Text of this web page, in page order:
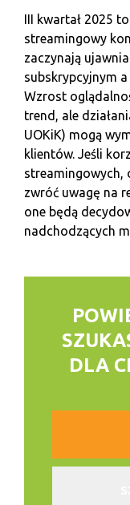
III kwartał 2025
streamingowy
zaczynają
subskrypcyjnym
Wzrost
trend, ale
UOKiK) mogą
klientów. Jeśli
streamingowych,
zwróć uwagę na
one będą
nadchodzących
DLA